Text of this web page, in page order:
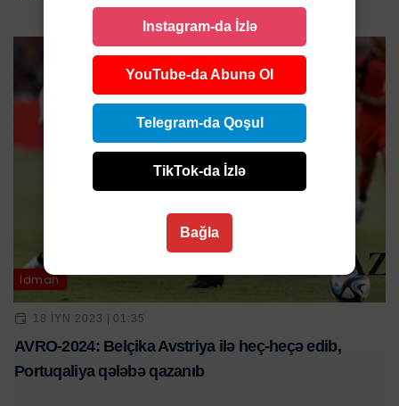
İdman
18 IYN 2023 | 01:35
AVRO-2024: Belçika Avstriya ilə heç-heçə edib,
Portuqaliya qələbə qazanıb
Instagram-da İzlə
YouTube-da Abunə Ol
Telegram-da Qoşul
TikTok-da İzlə
Bağla